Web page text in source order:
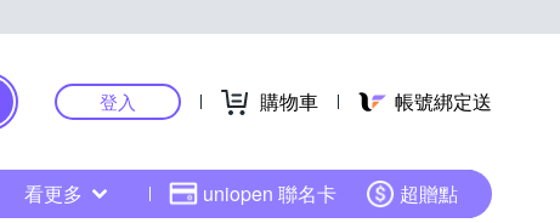
登入 購物車 帳號綁定送
看更多 uniopen 聯名卡 超贈點